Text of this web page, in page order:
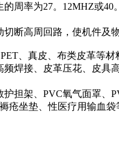
率为27。12MHZ或
高周回路，使机件及
、真皮、布类皮革等
焊接、皮革压花、皮
担架、PVC氧气面罩
疮坐垫、性医疗用输血袋